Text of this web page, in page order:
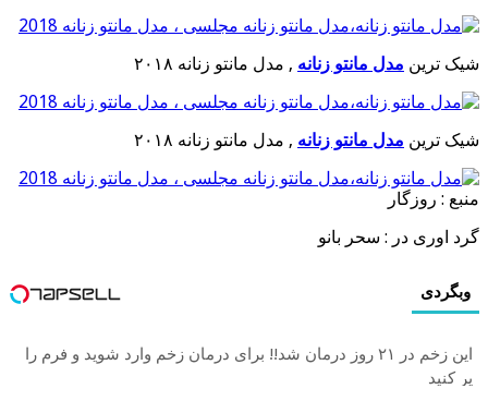
شیک ترین مدل مانتو زنانه , مدل مانتو زنانه ۲۰۱۸
شیک ترین مدل مانتو زنانه , مدل مانتو زنانه ۲۰۱۸
منبع : روزگار
گرد اوری در : سحر بانو
وبگردی
این زخم در ۲۱ روز درمان شد!! برای درمان زخم وارد شوید و فرم را
پر کنید